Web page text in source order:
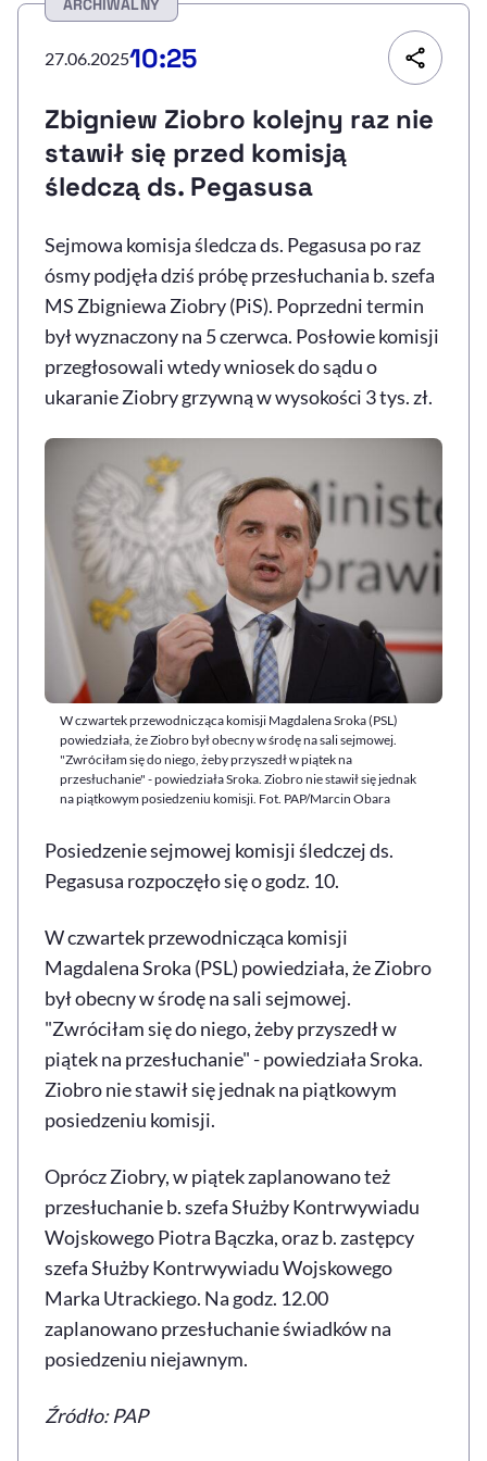
Sprawdź, jak i dlaczego zwiększamy dostępność , otwiera się w nowym
Deklaracja dostępności, otwiera się w nowym oknie
Zgłoś problem
, otwiera się w
ARCHIWALNY
27.06.202510:25
Zbigniew Ziobro kolejny raz nie
stawił się przed komisją
śledczą ds. Pegasusa
Sejmowa komisja śledcza ds. Pegasusa po raz
ósmy podjęła dziś próbę przesłuchania b. szefa
MS Zbigniewa Ziobry (PiS). Poprzedni termin
był wyznaczony na 5 czerwca. Posłowie komisji
przegłosowali wtedy wniosek do sądu o
ukaranie Ziobry grzywną w wysokości 3 tys. zł.
W czwartek przewodnicząca komisji Magdalena Sroka (PSL)
powiedziała, że Ziobro był obecny w środę na sali sejmowej.
"Zwróciłam się do niego, żeby przyszedł w piątek na
przesłuchanie" - powiedziała Sroka. Ziobro nie stawił się jednak
na piątkowym posiedzeniu komisji. Fot. PAP/Marcin Obara
Posiedzenie sejmowej komisji śledczej ds.
Pegasusa rozpoczęło się o godz. 10.
W czwartek przewodnicząca komisji
Magdalena Sroka (PSL) powiedziała, że Ziobro
był obecny w środę na sali sejmowej.
"Zwróciłam się do niego, żeby przyszedł w
piątek na przesłuchanie" - powiedziała Sroka.
Ziobro nie stawił się jednak na piątkowym
posiedzeniu komisji.
Oprócz Ziobry, w piątek zaplanowano też
przesłuchanie b. szefa Służby Kontrwywiadu
Wojskowego Piotra Bączka, oraz b. zastępcy
szefa Służby Kontrwywiadu Wojskowego
Marka Utrackiego. Na godz. 12.00
zaplanowano przesłuchanie świadków na
posiedzeniu niejawnym.
Źródło: PAP